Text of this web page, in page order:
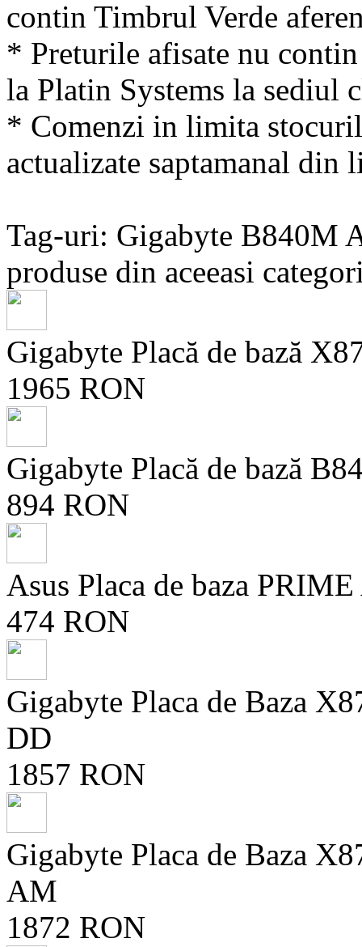
contin Timbrul Verde
* Preturile afisate nu
la Platin Systems la sediul
* Comenzi in limita
actualizate saptamanal
Tag-uri: Gigabyte B840M
produse din aceeasi
Gigabyte Placă de bază
1965 RON
Gigabyte Placă de bază
894 RON
Asus Placa de baza
474 RON
Gigabyte Placa de Baza
DD
1857 RON
Gigabyte Placa de Baza
AM
1872 RON